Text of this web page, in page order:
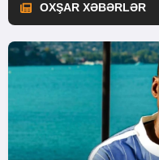
OXŞAR XƏBƏRLƏR